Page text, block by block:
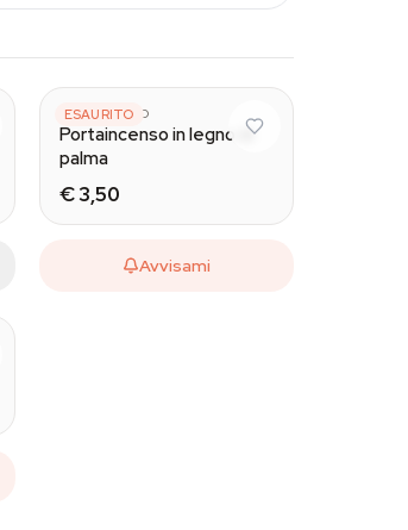
ESAURITO
UNBRANDED
Portaincenso in legno di
palma
€ 3,50
Avvisami